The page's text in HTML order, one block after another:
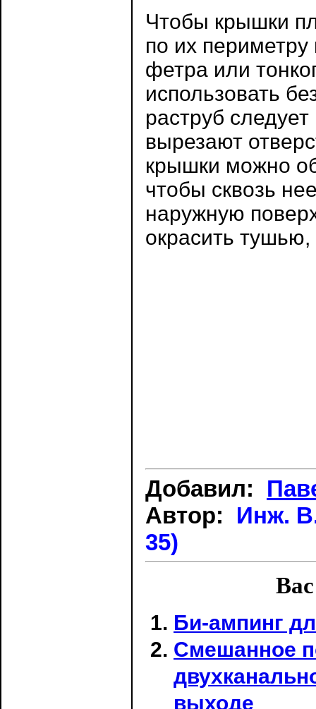
Чтобы крышки
по их
фетра или
использовать
раструб
вырезают
крышки можно
чтобы сквозь
наружную
окрасить
Добавил:
Автор: Инж.
35)
Би-ампинг
Смешанное
выходе